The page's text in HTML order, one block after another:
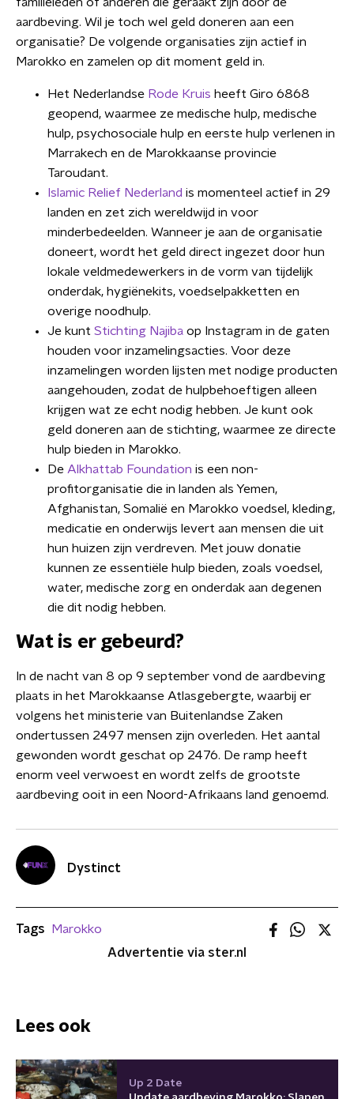
aardbeving. Wil je toch wel geld doneren aan een
organisatie? De volgende organisaties zijn actief in
Marokko en zamelen op dit moment geld in.
Het Nederlandse Rode Kruis heeft Giro 6868
geopend, waarmee ze medische hulp, medische
hulp, psychosociale hulp en eerste hulp verlenen in
Marrakech en de Marokkaanse provincie
Taroudant.
Islamic Relief Nederland is momenteel actief in 29
landen en zet zich wereldwijd in voor
minderbedeelden. Wanneer je aan de organisatie
doneert, wordt het geld direct ingezet door hun
lokale veldmedewerkers in de vorm van tijdelijk
onderdak, hygiënekits, voedselpakketten en
overige noodhulp.
Je kunt Stichting Najiba op Instagram in de gaten
houden voor inzamelingsacties. Voor deze
inzamelingen worden lijsten met nodige producten
aangehouden, zodat de hulpbehoeftigen alleen
krijgen wat ze echt nodig hebben. Je kunt ook
geld doneren aan de stichting, waarmee ze directe
hulp bieden in Marokko.
De Alkhattab Foundation is een non-
profitorganisatie die in landen als Yemen,
Afghanistan, Somalië en Marokko voedsel, kleding,
medicatie en onderwijs levert aan mensen die uit
hun huizen zijn verdreven. Met jouw donatie
kunnen ze essentiële hulp bieden, zoals voedsel,
water, medische zorg en onderdak aan degenen
die dit nodig hebben.
Wat is er gebeurd?
In de nacht van 8 op 9 september vond de aardbeving
plaats in het Marokkaanse Atlasgebergte, waarbij er
volgens het ministerie van Buitenlandse Zaken
ondertussen 2497 mensen zijn overleden. Het aantal
gewonden wordt geschat op 2476. De ramp heeft
enorm veel verwoest en wordt zelfs de grootste
aardbeving ooit in een Noord-Afrikaans land genoemd.
Dystinct
Tags
Marokko
Advertentie via ster.nl
Lees ook
Up 2 Date